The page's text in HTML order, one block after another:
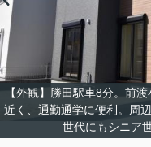
【外観】勝田駅車8分。前
近く、通勤通学に便利。周
世代にもシニア